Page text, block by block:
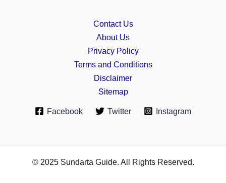
Contact Us
About Us
Privacy Policy
Terms and Conditions
Disclaimer
Sitemap
Facebook Twitter Instagram
© 2025 Sundarta Guide. All Rights Reserved.